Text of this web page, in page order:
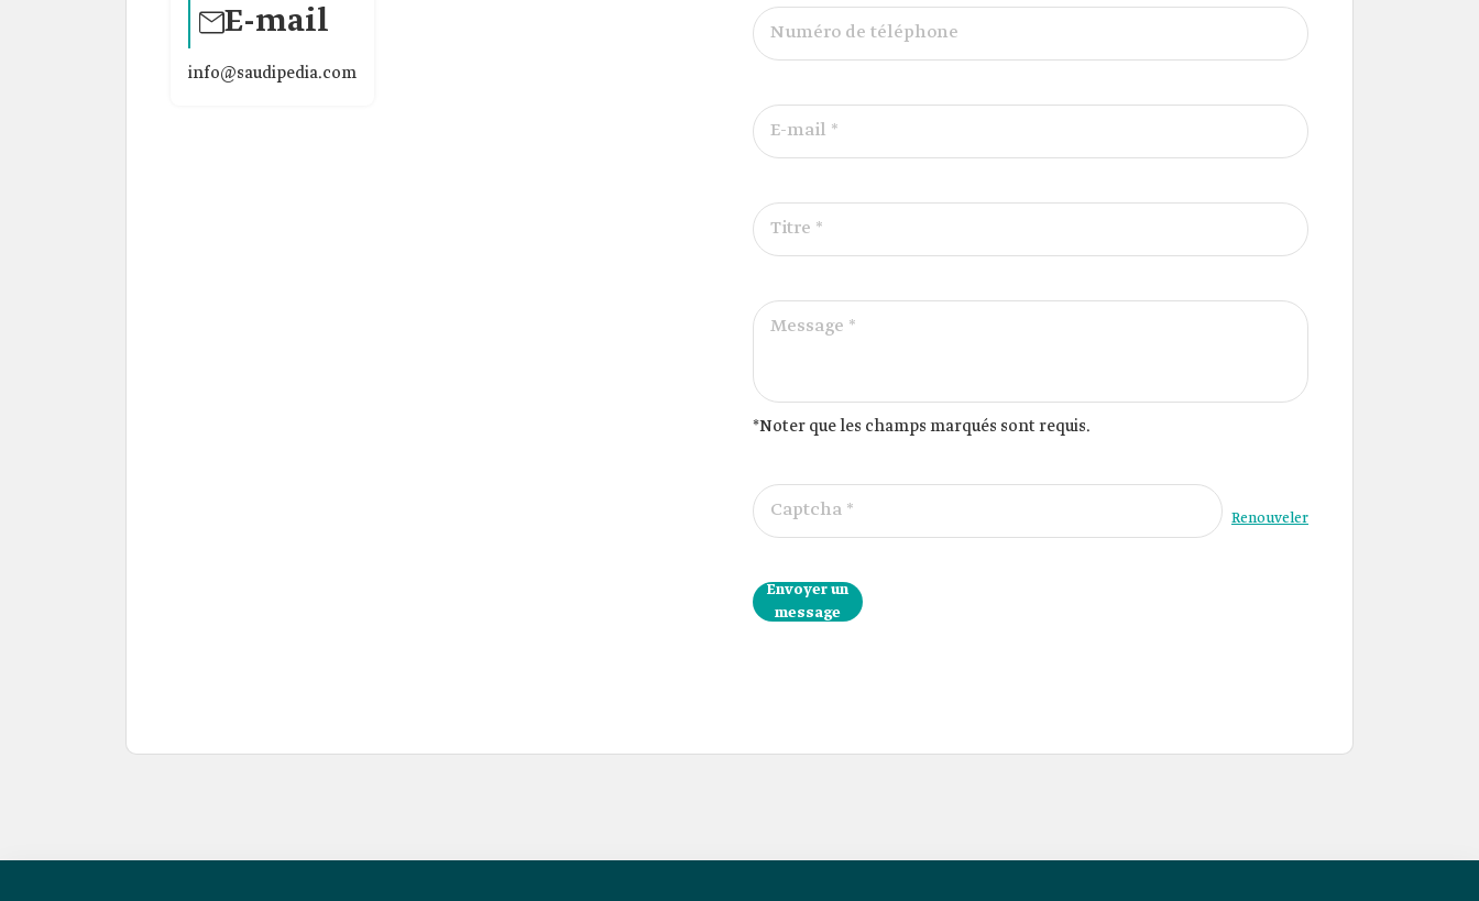
E-mail
info@saudipedia.com
Numéro de téléphone
E-mail *
Titre *
Message *
*Noter que les champs marqués sont requis.
Captcha * Renouveler
Envoyer un
message